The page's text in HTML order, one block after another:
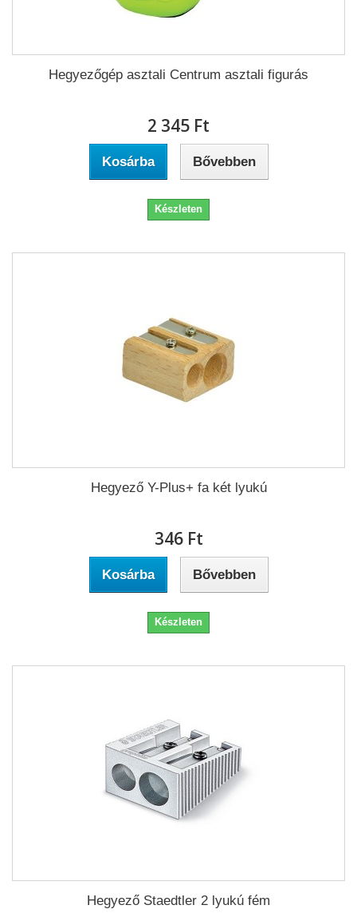
Hegyezőgép asztali Centrum asztali figurás
2 345 Ft‎
Kosárba Bővebben
Készleten
Hegyező Y-Plus+ fa két lyukú
346 Ft‎
Kosárba Bővebben
Készleten
Hegyező Staedtler 2 lyukú fém